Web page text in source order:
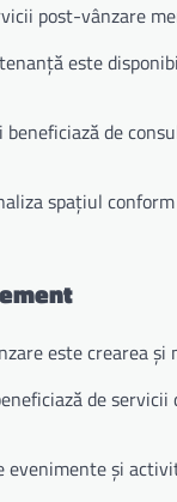
post-vânzare
este
beneficiază de
spațiul
este crearea
de
evenimente și